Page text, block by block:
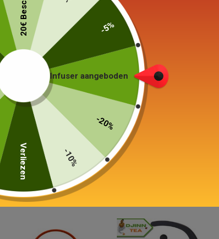
Keuze van de opties
Gekleurde ketel
Inductie 1,2-1,5L
65,00 75,00
Keuze van de opties
Temperatuurregeling van
de ketel
Elektrische 1,8L
Infuser aangeboden
-20%
-10%
Verliezen
-5%